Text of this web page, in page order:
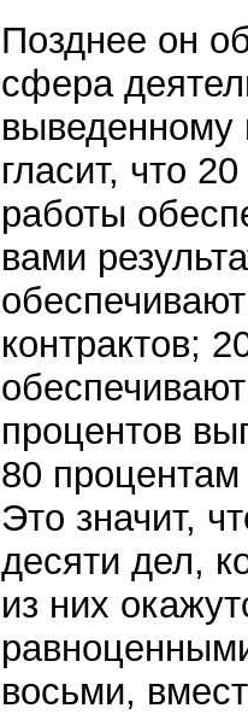
Позднее он
сфера
выведенному
гласит, что
работы
вами
контрактов;
процентов
80
Это значит,
десяти дел,
из них
восьми,